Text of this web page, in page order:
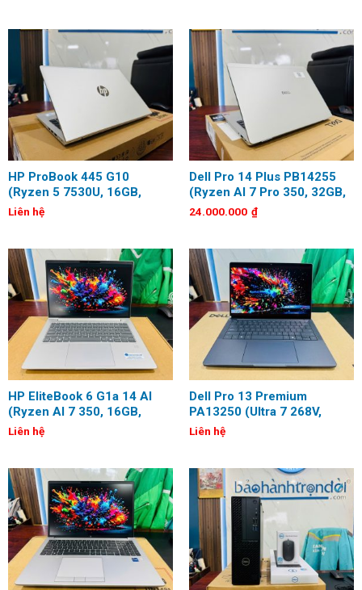
HP ProBook 445 G10
(Ryzen 5 7530U, 16GB,
256GB, 14 inch, Full HD)
Liên hệ
Dell Pro 14 Plus PB14255
(Ryzen AI 7 Pro 350, 32GB,
512GB, 14 inch, FHD+)
24.000.000 ₫
HP EliteBook 6 G1a 14 AI
(Ryzen AI 7 350, 16GB,
512GB, 14 inch, WUXGA)
Liên hệ
Dell Pro 13 Premium
PA13250 (Ultra 7 268V,
32GB, 1TB, Arc 140V 16GB,
13.3 inch, 2.5K OLED,
Liên hệ